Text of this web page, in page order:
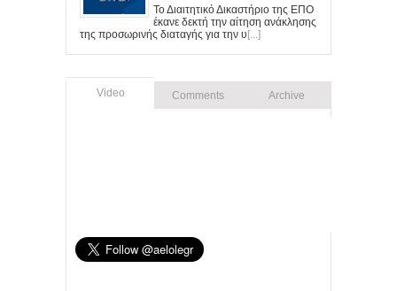
Το Διαιτητικό Δικαστήριο της ΕΠΟ
έκανε δεκτή την αίτηση ανάκλησης
της προσωρινής διαταγής για την υ[...]
Video Comments Archive